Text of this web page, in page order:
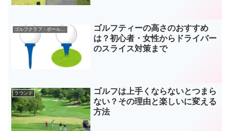
ゴルフティーの高さのおすすめ
は？初心者・女性からドライバー
のスライス対策まで
ラウンド
ゴルフは上手くならないとつまら
ない？その理由と楽しいに変える
方法